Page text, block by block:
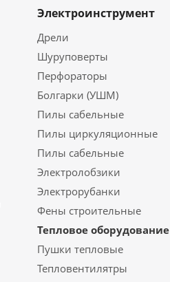
Электроинструмент
Дрели
Шуруповерты
Перфораторы
Болгарки (УШМ)
Пилы сабельные
Пилы циркуляционные
Пилы сабельные
Электролобзики
Электрорубанки
Фены строительные
Тепловое оборудование
Пушки тепловые
Тепловентилятры